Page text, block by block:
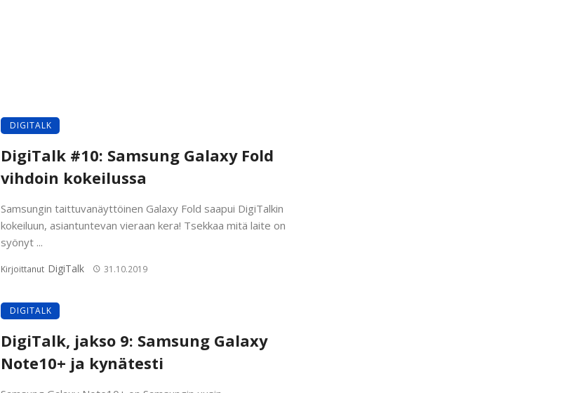
DIGITALK
DigiTalk #10: Samsung Galaxy Fold
vihdoin kokeilussa
Samsungin taittuvanäyttöinen Galaxy Fold saapui DigiTalkin
kokeiluun, asiantuntevan vieraan kera! Tsekkaa mitä laite on
syönyt ...
Kirjoittanut DigiTalk 31.10.2019
DIGITALK
DigiTalk, jakso 9: Samsung Galaxy
Note10+ ja kynätesti